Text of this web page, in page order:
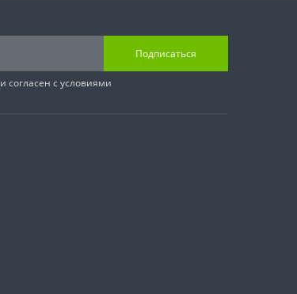
Подписаться
и согласен с условиями